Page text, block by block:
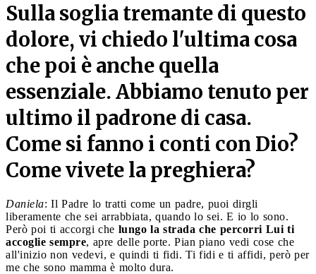
Sulla soglia tremante di questo
dolore, vi chiedo l'ultima cosa
che poi è anche quella
essenziale. Abbiamo tenuto per
ultimo il padrone di casa.
Come si fanno i conti con Dio?
Come vivete la preghiera?
Daniela: Il Padre lo tratti come un padre, puoi dirgli
liberamente che sei arrabbiata, quando lo sei. E io lo sono.
Però poi ti accorgi che lungo la strada che percorri Lui ti
accoglie sempre, apre delle porte. Pian piano vedi cose che
all'inizio non vedevi, e quindi ti fidi. Ti fidi e ti affidi, però per
me che sono mamma è molto dura.